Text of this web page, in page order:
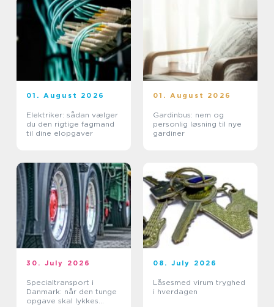
01. August 2026
Elektriker: sådan vælger
du den rigtige fagmand
til dine elopgaver
01. August 2026
Gardinbus: nem og
personlig løsning til nye
gardiner
30. July 2026
Specialtransport i
Danmark: når den tunge
opgave skal lykkes
08. July 2026
Låsesmed virum tryghed
i hverdagen